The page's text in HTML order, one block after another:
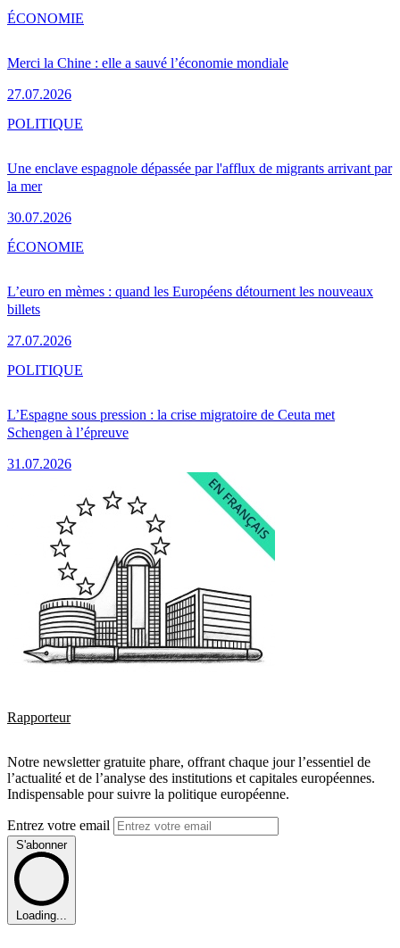
Merci la Chine : elle a sauvé l’économie mondiale
27.07.2026
ÉCONOMIE
Une enclave espagnole dépassée par l'afflux de migrants arrivant par
la mer
30.07.2026
POLITIQUE
L’euro en mèmes : quand les Européens détournent les nouveaux
billets
27.07.2026
ÉCONOMIE
L’Espagne sous pression : la crise migratoire de Ceuta met
Schengen à l’épreuve
31.07.2026
POLITIQUE
Rapporteur
Notre newsletter gratuite phare, offrant chaque jour l’essentiel de
l’actualité et de l’analyse des institutions et capitales européennes.
Indispensable pour suivre la politique européenne.
Entrez votre email
S'abonner
Loading...